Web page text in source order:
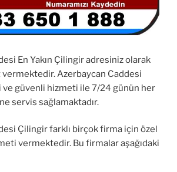
En Yakın Çilingir adresiniz olarak
vermektedir. Azerbaycan Caddesi
ve güvenli hizmeti ile 7/24 günün her
servis sağlamaktadır.
Çilingir farklı birçok firma için özel
vermektedir. Bu firmalar aşağıdaki